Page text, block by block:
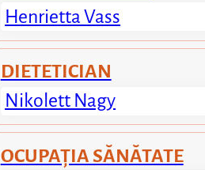
Henrietta Vass
DIETETICIAN
Nikolett Nagy
OCUPAȚIA SĂNĂTATE